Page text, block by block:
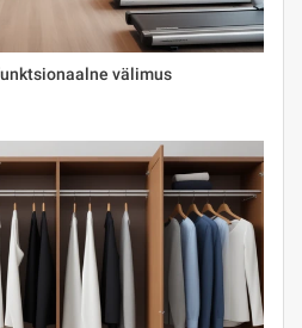
välimus